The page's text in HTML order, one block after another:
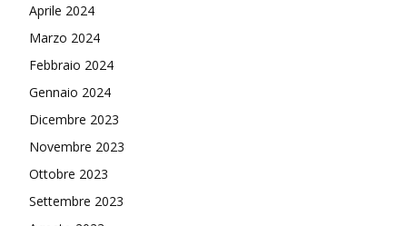
Aprile 2024
Marzo 2024
Febbraio 2024
Gennaio 2024
Dicembre 2023
Novembre 2023
Ottobre 2023
Settembre 2023